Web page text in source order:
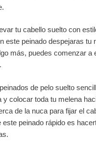
tu cabello suelto con
este peinado despejaras
más, puedes comenzar a
de pelo suelto
y colocar toda tu melena
de la nuca para fijar el
este peinado rápido es